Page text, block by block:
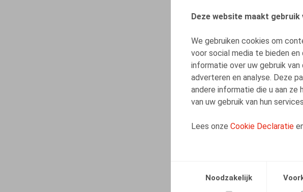
Deze website maakt gebruik
We gebruiken cookies om
voor social media te bieden
informatie over uw gebruik
adverteren en analyse. Deze
andere informatie die u aan
van uw gebruik van hun
Lees onze Cookie Declaratie
Noodzakelijk